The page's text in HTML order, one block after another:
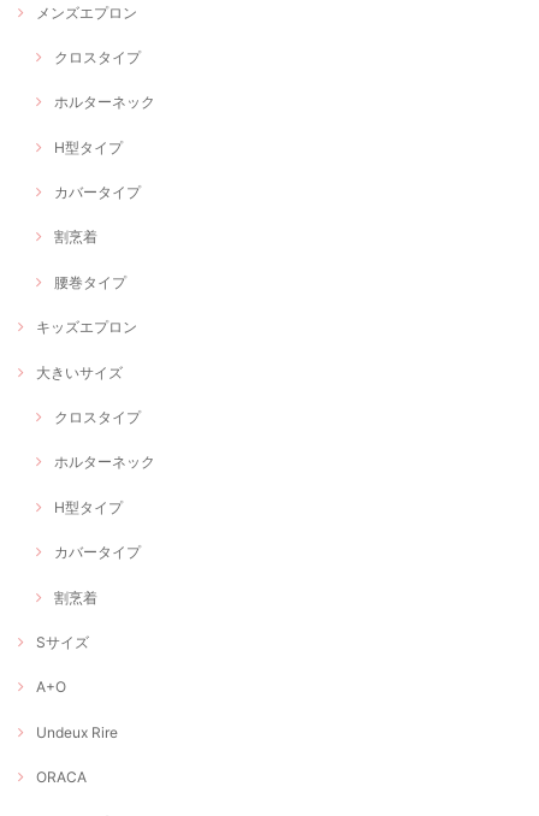
メンズエプロン
クロスタイプ
ホルターネック
H型タイプ
カバータイプ
割烹着
腰巻タイプ
キッズエプロン
大きいサイズ
クロスタイプ
ホルターネック
H型タイプ
カバータイプ
割烹着
Sサイズ
A+O
Undeux Rire
ORACA